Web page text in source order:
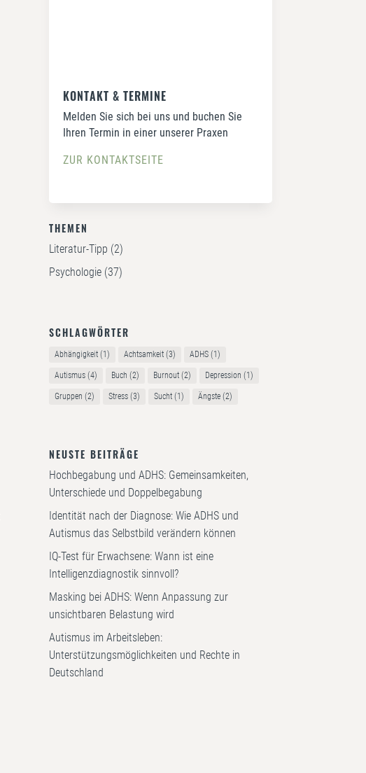
KONTAKT & TERMINE
Melden Sie sich bei uns und buchen Sie
Ihren Termin in einer unserer Praxen
ZUR KONTAKTSEITE
THEMEN
Literatur-Tipp (2)
Psychologie(37)
SCHLAGWÖRTER
Abhängigkeit(1) Achtsamkeit(3) ADHS(1)
Autismus(4) Buch (2) Burnout(2) Depression (1)
Gruppen (2) Stress(3) Sucht(1) Ängste(2)
NEUSTE BEITRÄGE
Hochbegabung und ADHS: Gemeinsamkeiten,
Unterschiede und Doppelbegabung
Identität nach der Diagnose: Wie ADHS und
Autismus das Selbstbild verändern können
IQ-Test für Erwachsene: Wann ist eine
Intelligenzdiagnostik sinnvoll?
Masking bei ADHS: Wenn Anpassung zur
unsichtbaren Belastung wird
Autismus im Arbeitsleben:
Unterstützungsmöglichkeiten und Rechte in
Deutschland